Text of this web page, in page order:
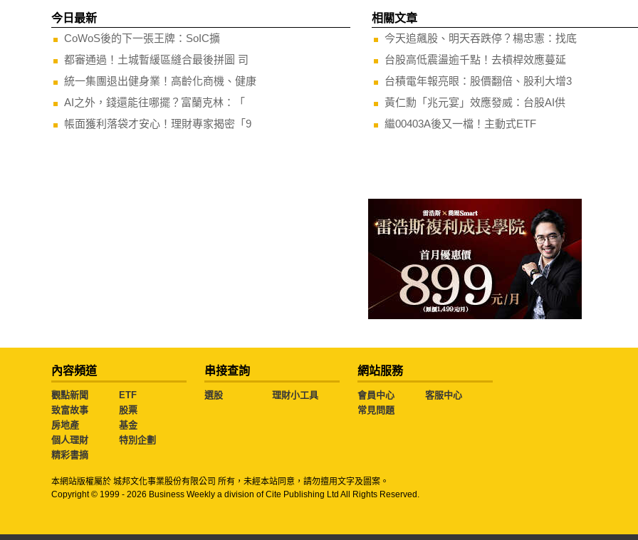
今日最新
CoWoS後的下一張王牌：SoIC擴
都審通過！土城暫緩區縫合最後拼圖 司
統一集團退出健身業！高齡化商機、健康
AI之外，錢還能往哪擺？富蘭克林：「
帳面獲利落袋才安心！理財專家揭密「9
相關文章
今天追飆股、明天吞跌停？楊忠憲：找底
台股高低震盪逾千點！去槓桿效應蔓延
台積電年報亮眼：股價翻倍、股利大增3
黃仁勳「兆元宴」效應發威：台股AI供
繼00403A後又一檔！主動式ETF
內容頻道
觀點新聞
ETF
致富故事
股票
房地產
基金
個人理財
特別企劃
精彩書摘
串接查詢
選股 理財小工具
網站服務
會員中心
客服中心
常見問題
本網站版權屬於 城邦文化事業股份有限公司 所有，未經本站同意，請勿擅用文字及圖案。
Copyright © 1999 - 2026 Business Weekly a division of Cite Publishing Ltd All Rights Reserved.